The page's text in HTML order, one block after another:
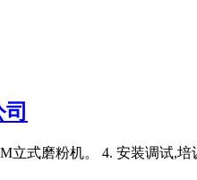
式磨粉机。 4. 安装调试,